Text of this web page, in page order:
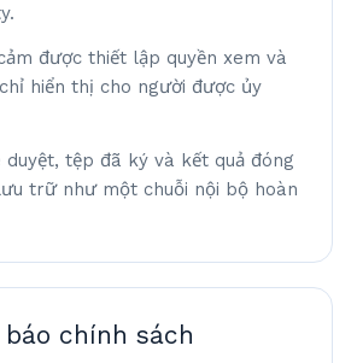
được thiết lập quyền xem và
hiển thị cho người được ủy
duyệt, tệp đã ký và kết quả đóng
trữ như một chuỗi nội bộ hoàn
báo chính sách